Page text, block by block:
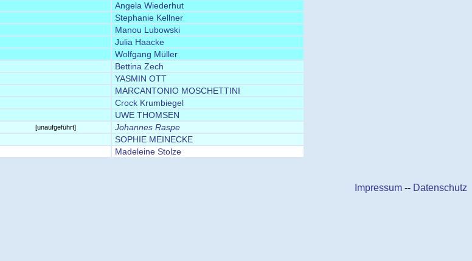
Angela Wiederhut
Stephanie Kellner
Manou Lubowski
Julia Haacke
Wolfgang Müller
Bettina Zech
YASMIN OTT
MARCANTONIO MOSCHETTINI
Crock Krumbiegel
UWE THOMSEN
[unaufgeführt]
Johannes Raspe
SOPHIE MEINECKE
Madeleine Stolze
Impressum -- Datenschutz